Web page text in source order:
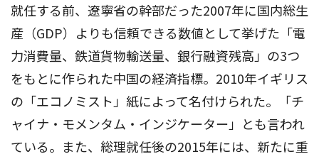
就任する前、遼寧省の幹部だった2007年に国内総生
産（GDP）よりも信頼できる数値として挙げた「電
力消費量、鉄道貨物輸送量、銀行融資残高」の3つ
をもとに作られた中国の経済指標。2010年イギリス
の「エコノミスト」紙によって名付けられた。「チ
ャイナ・モメンタム・インジケーター」とも言われ
ている。また、総理就任後の2015年には、新たに重